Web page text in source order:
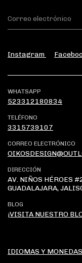
Instagram
WHATSAPP
523312180834
TELÉFONO
3315739107
CORREO ELECTRÓNICO
DIRECCIÓN
AV. NIÑOS HÉROES
GUADALAJARA,
BLOG
¡VISITA NUESTRO
IDIOMAS Y MONEDAS